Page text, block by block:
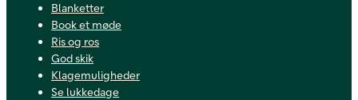
Blanketter
Book et møde
Ris og ros
God skik
Klagemuligheder
Se lukkedage